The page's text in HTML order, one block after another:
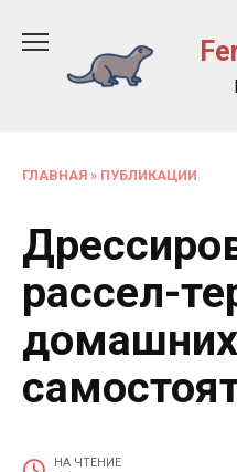
содержанию
ГЛАВНАЯ » ПУБЛИКАЦИИ
рассел-
НА ЧТЕНИЕ